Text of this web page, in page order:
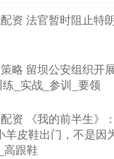
资 法官暂时阻止特
略 留坝公安组织开
_实战_参训_要领
资 《我的前半生》
羊皮鞋出门，不是因
高跟鞋